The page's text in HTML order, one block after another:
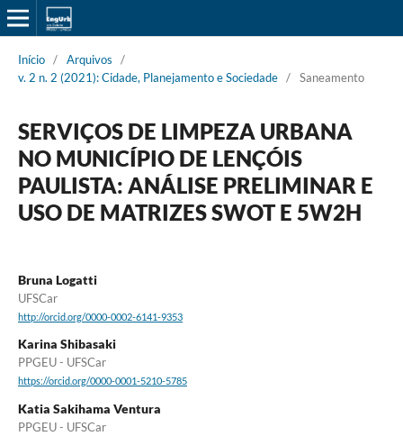
Início / Arquivos
/
v. 2 n. 2 (2021): Cidade, Planejamento e Sociedade / Saneamento
SERVIÇOS DE LIMPEZA URBANA
NO MUNICÍPIO DE LENÇÓIS
PAULISTA: ANÁLISE PRELIMINAR E
USO DE MATRIZES SWOT E 5W2H
Bruna Logatti
UFSCar
http://orcid.org/0000-0002-6141-9353
Karina Shibasaki
PPGEU - UFSCar
https://orcid.org/0000-0001-5210-5785
Katia Sakihama Ventura
PPGEU - UFSCar